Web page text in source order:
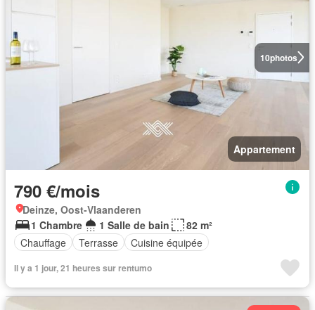
10photos
Appartement
790 €/mois
Deinze, Oost-Vlaanderen
1 Chambre
1 Salle de bain
82 m²
Chauffage
Terrasse Cuisine équipée
Il y a 1 jour, 21 heures sur rentumo